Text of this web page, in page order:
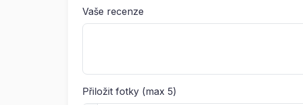
Vaše recenze
Přiložit fotky (max 5)